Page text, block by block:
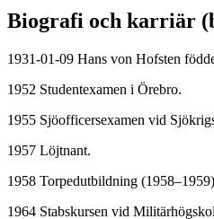
Biografi och karriär
1931-01-09 Hans von Hofsten
1952 Studentexamen i Örebro.
1955 Sjöofficersexamen vid
1957 Löjtnant.
1958 Torpedutbildning
1964 Stabskursen vid